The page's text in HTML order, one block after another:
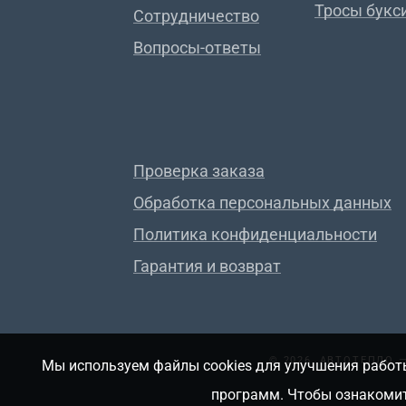
Сотрудничество
Вопросы-ответы
Тросы
Проверка заказа
Обработка персональных данных
Политика конфиденциальности
Гарантия и возврат
© 2026, АВТОТЕПЛО
Мы используем файлы cookies для улучшения
программ. Чтобы